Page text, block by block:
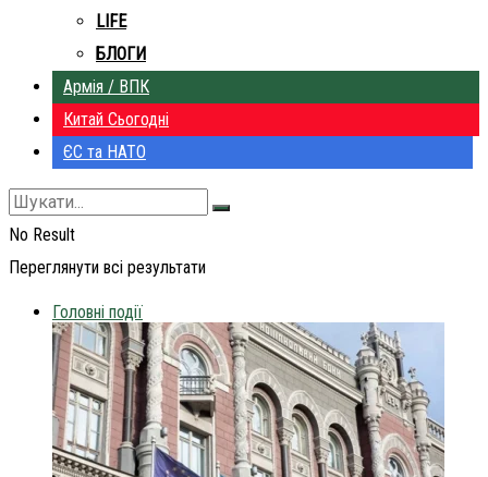
LIFE
БЛОГИ
Армія / ВПК
Китай Сьогодні
ЄС та НАТО
No Result
Переглянути всі результати
Головні події